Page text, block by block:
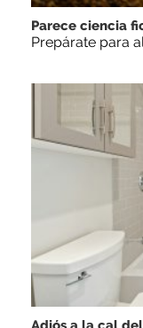
Parece ciencia
Prepárate para